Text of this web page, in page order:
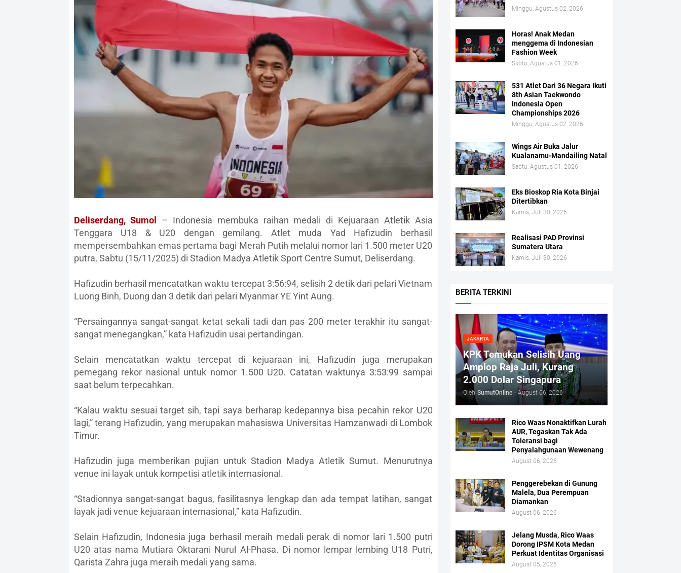
Deliserdang, Sumol
– Indonesia membuka raihan medali di Kejuaraan Atletik Asia
Tenggara U18 & U20 dengan gemilang. Atlet muda Yad Hafizudin berhasil
mempersembahkan emas pertama bagi Merah Putih melalui nomor lari 1.500 meter U20
putra, Sabtu (15/11/2025) di Stadion Madya Atletik Sport Centre Sumut, Deliserdang.
Hafizudin berhasil mencatatkan waktu tercepat 3:56:94, selisih 2 detik dari pelari Vietnam
Luong Binh, Duong dan 3 detik dari pelari Myanmar YE Yint Aung.
“Persaingannya sangat-sangat ketat sekali tadi dan pas 200 meter terakhir itu sangat-
sangat menegangkan,” kata Hafizudin usai pertandingan.
Selain mencatatkan waktu tercepat di kejuaraan ini, Hafizudin juga merupakan
pemegang rekor nasional untuk nomor 1.500 U20. Catatan waktunya 3:53:99 sampai
saat belum terpecahkan.
“Kalau waktu sesuai target sih, tapi saya berharap kedepannya bisa pecahin rekor U20
lagi,” terang Hafizudin, yang merupakan mahasiswa Universitas Hamzanwadi di Lombok
Timur.
Hafizudin juga memberikan pujian untuk Stadion Madya Atletik Sumut. Menurutnya
venue ini layak untuk kompetisi atletik internasional.
“Stadionnya sangat-sangat bagus, fasilitasnya lengkap dan ada tempat latihan, sangat
layak jadi venue kejuaraan internasional,” kata Hafizudin.
Selain Hafizudin, Indonesia juga berhasil meraih medali perak di nomor lari 1.500 putri
U20 atas nama Mutiara Oktarani Nurul Al-Phasa. Di nomor lempar lembing U18 Putri,
Qarista Zahra juga meraih medali yang sama.
Minggu, Agustus 02, 2026
Horas! Anak Medan
menggema di Indonesian
Fashion Week
Sabtu, Agustus 01, 2026
531 Atlet Dari 36 Negara Ikuti
8th Asian Taekwondo
Indonesia Open
Championships 2026
Minggu, Agustus 02, 2026
Wings Air Buka Jalur
Kualanamu-Mandailing Natal
Sabtu, Agustus 01, 2026
Eks Bioskop Ria Kota Binjai
Ditertibkan
Kamis, Juli 30, 2026
Realisasi PAD Provinsi
Sumatera Utara
Kamis, Juli 30, 2026
BERITA TERKINI
JAKARTA
KPK Temukan Selisih Uang
Amplop Raja Juli, Kurang
2.000 Dolar Singapura
Oleh SumutOnline - August 06, 2026
Rico Waas Nonaktifkan Lurah
AUR, Tegaskan Tak Ada
Toleransi bagi
Penyalahgunaan Wewenang
August 06, 2026
Penggerebekan di Gunung
Malela, Dua Perempuan
Diamankan
August 06, 2026
Jelang Musda, Rico Waas
Dorong IPSM Kota Medan
Perkuat Identitas Organisasi
August 05, 2026